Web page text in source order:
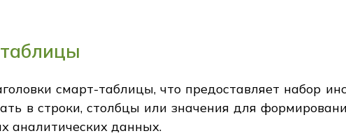
смарт-таблицы, что предоставляет набор
в строки, столбцы или значения для
аналитических данных.